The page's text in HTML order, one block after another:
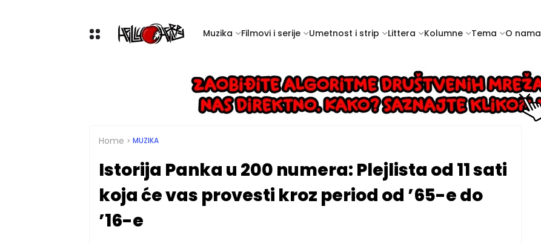
Muzika Filmovi i serije Umetnost i strip Littera Kolumne Tema O nama
Home MUZIKA
Istorija Panka u 200 numera: Plejlista od 11 sati
koja će vas provesti kroz period od ’65-e do
’16-e